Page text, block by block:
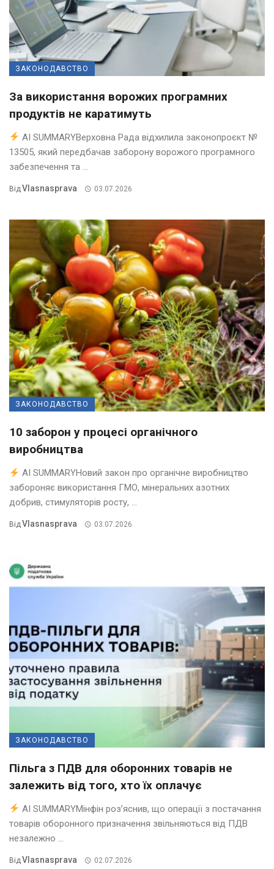
ЗАКОНОДАВСТВО
За використання ворожих програмних
продуктів не каратимуть
AI SUMMARYВерховна Рада відхилила законопроєкт №
13505, який передбачав заборону ворожого програмного
забезпечення та ...
ВідVlasnasprava 03.07.2026
ЗАКОНОДАВСТВО
10 заборон у процесі органічного
виробництва
AI SUMMARYНовий закон про органічне виробництво
забороняє використання ГМО, мінеральних азотних
добрив, стимуляторів росту, ...
ВідVlasnasprava 03.07.2026
ЗАКОНОДАВСТВО
Пільга з ПДВ для оборонних товарів не
залежить від того, хто їх оплачує
AI SUMMARYМінфін роз’яснив, що операції з постачання
товарів оборонного призначення звільняються від ПДВ
незалежно ...
ВідVlasnasprava 02.07.2026